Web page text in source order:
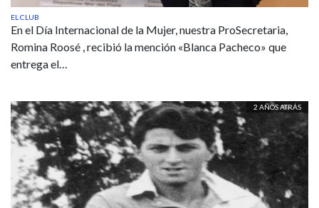
EL CLUB
En el Día Internacional de la Mujer, nuestra ProSecretaria,
Romina Roosé , recibió la mención «Blanca Pacheco» que
entrega el…
2 AÑOS ATRÁS